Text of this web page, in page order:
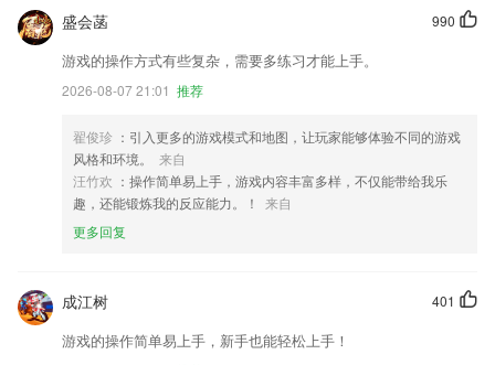
990
盛会菡
游戏的操作方式有些复杂，需要多练习才能上手。
2026-08-07 21:01 推荐
翟俊珍 ：引入更多的游戏模式和地图，让玩家能够体验不同的游戏
风格和环境。
来自
汪竹欢 ：操作简单易上手，游戏内容丰富多样，不仅能带给我乐
趣，还能锻炼我的反应能力。！
来自
更多回复
401
成江树
游戏的操作简单易上手，新手也能轻松上手！